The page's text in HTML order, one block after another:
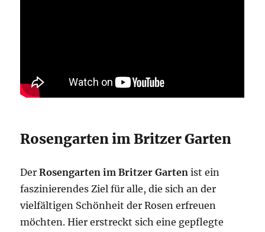
Rosengarten im Britzer Garten
DerRosengarten im Britzer Garten ist ein
faszinierendes Ziel für alle, die sich an der
vielfältigen Schönheit der Rosen erfreuen
möchten. Hier erstreckt sich eine gepflegte